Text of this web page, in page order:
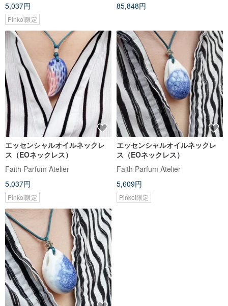
5,037円
Pinkoi限定
85,848円
エッセンシャルオイルネックレ
ス（EOネックレス）
Faith Parfum Atelier
5,037円
Pinkoi限定
エッセンシャルオイルネックレ
ス（EOネックレス）
Faith Parfum Atelier
5,609円
Pinkoi限定